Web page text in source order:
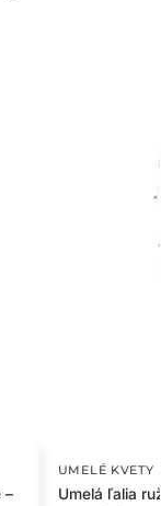
–
UMELÉ KVETY
Umelá ľalia